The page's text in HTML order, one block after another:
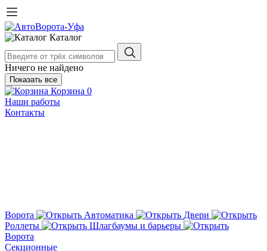
Каталог
Ничего не найдено
Показать все
Корзина 0
Наши работы
Контакты
Ворота Автоматика
Двери
Роллеты
Шлагбаумы и барьеры
Ворота
Секционные